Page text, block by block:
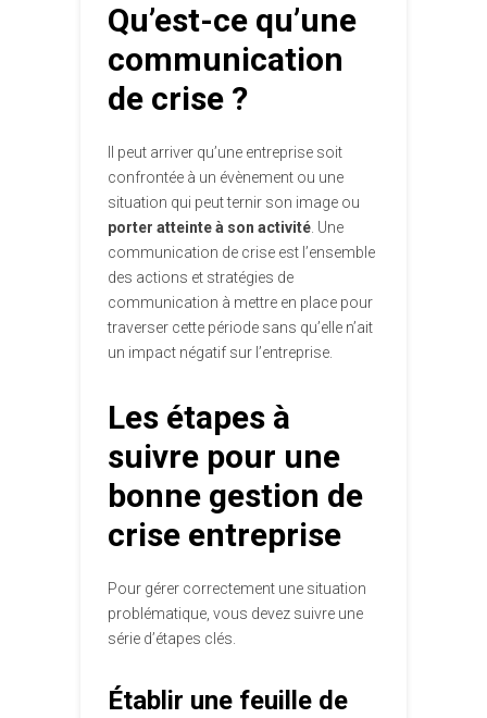
Qu’est-ce qu’une
communication
de crise ?
Il peut arriver qu’une entreprise soit
confrontée à un évènement ou une
situation qui peut ternir son image ou
porter atteinte à son activité. Une
communication de crise est l’ensemble
des actions et stratégies de
communication à mettre en place pour
traverser cette période sans qu’elle n’ait
un impact négatif sur l’entreprise.
Les étapes à
suivre pour une
bonne gestion de
crise entreprise
Pour gérer correctement une situation
problématique, vous devez suivre une
série d’étapes clés.
Établir une feuille de